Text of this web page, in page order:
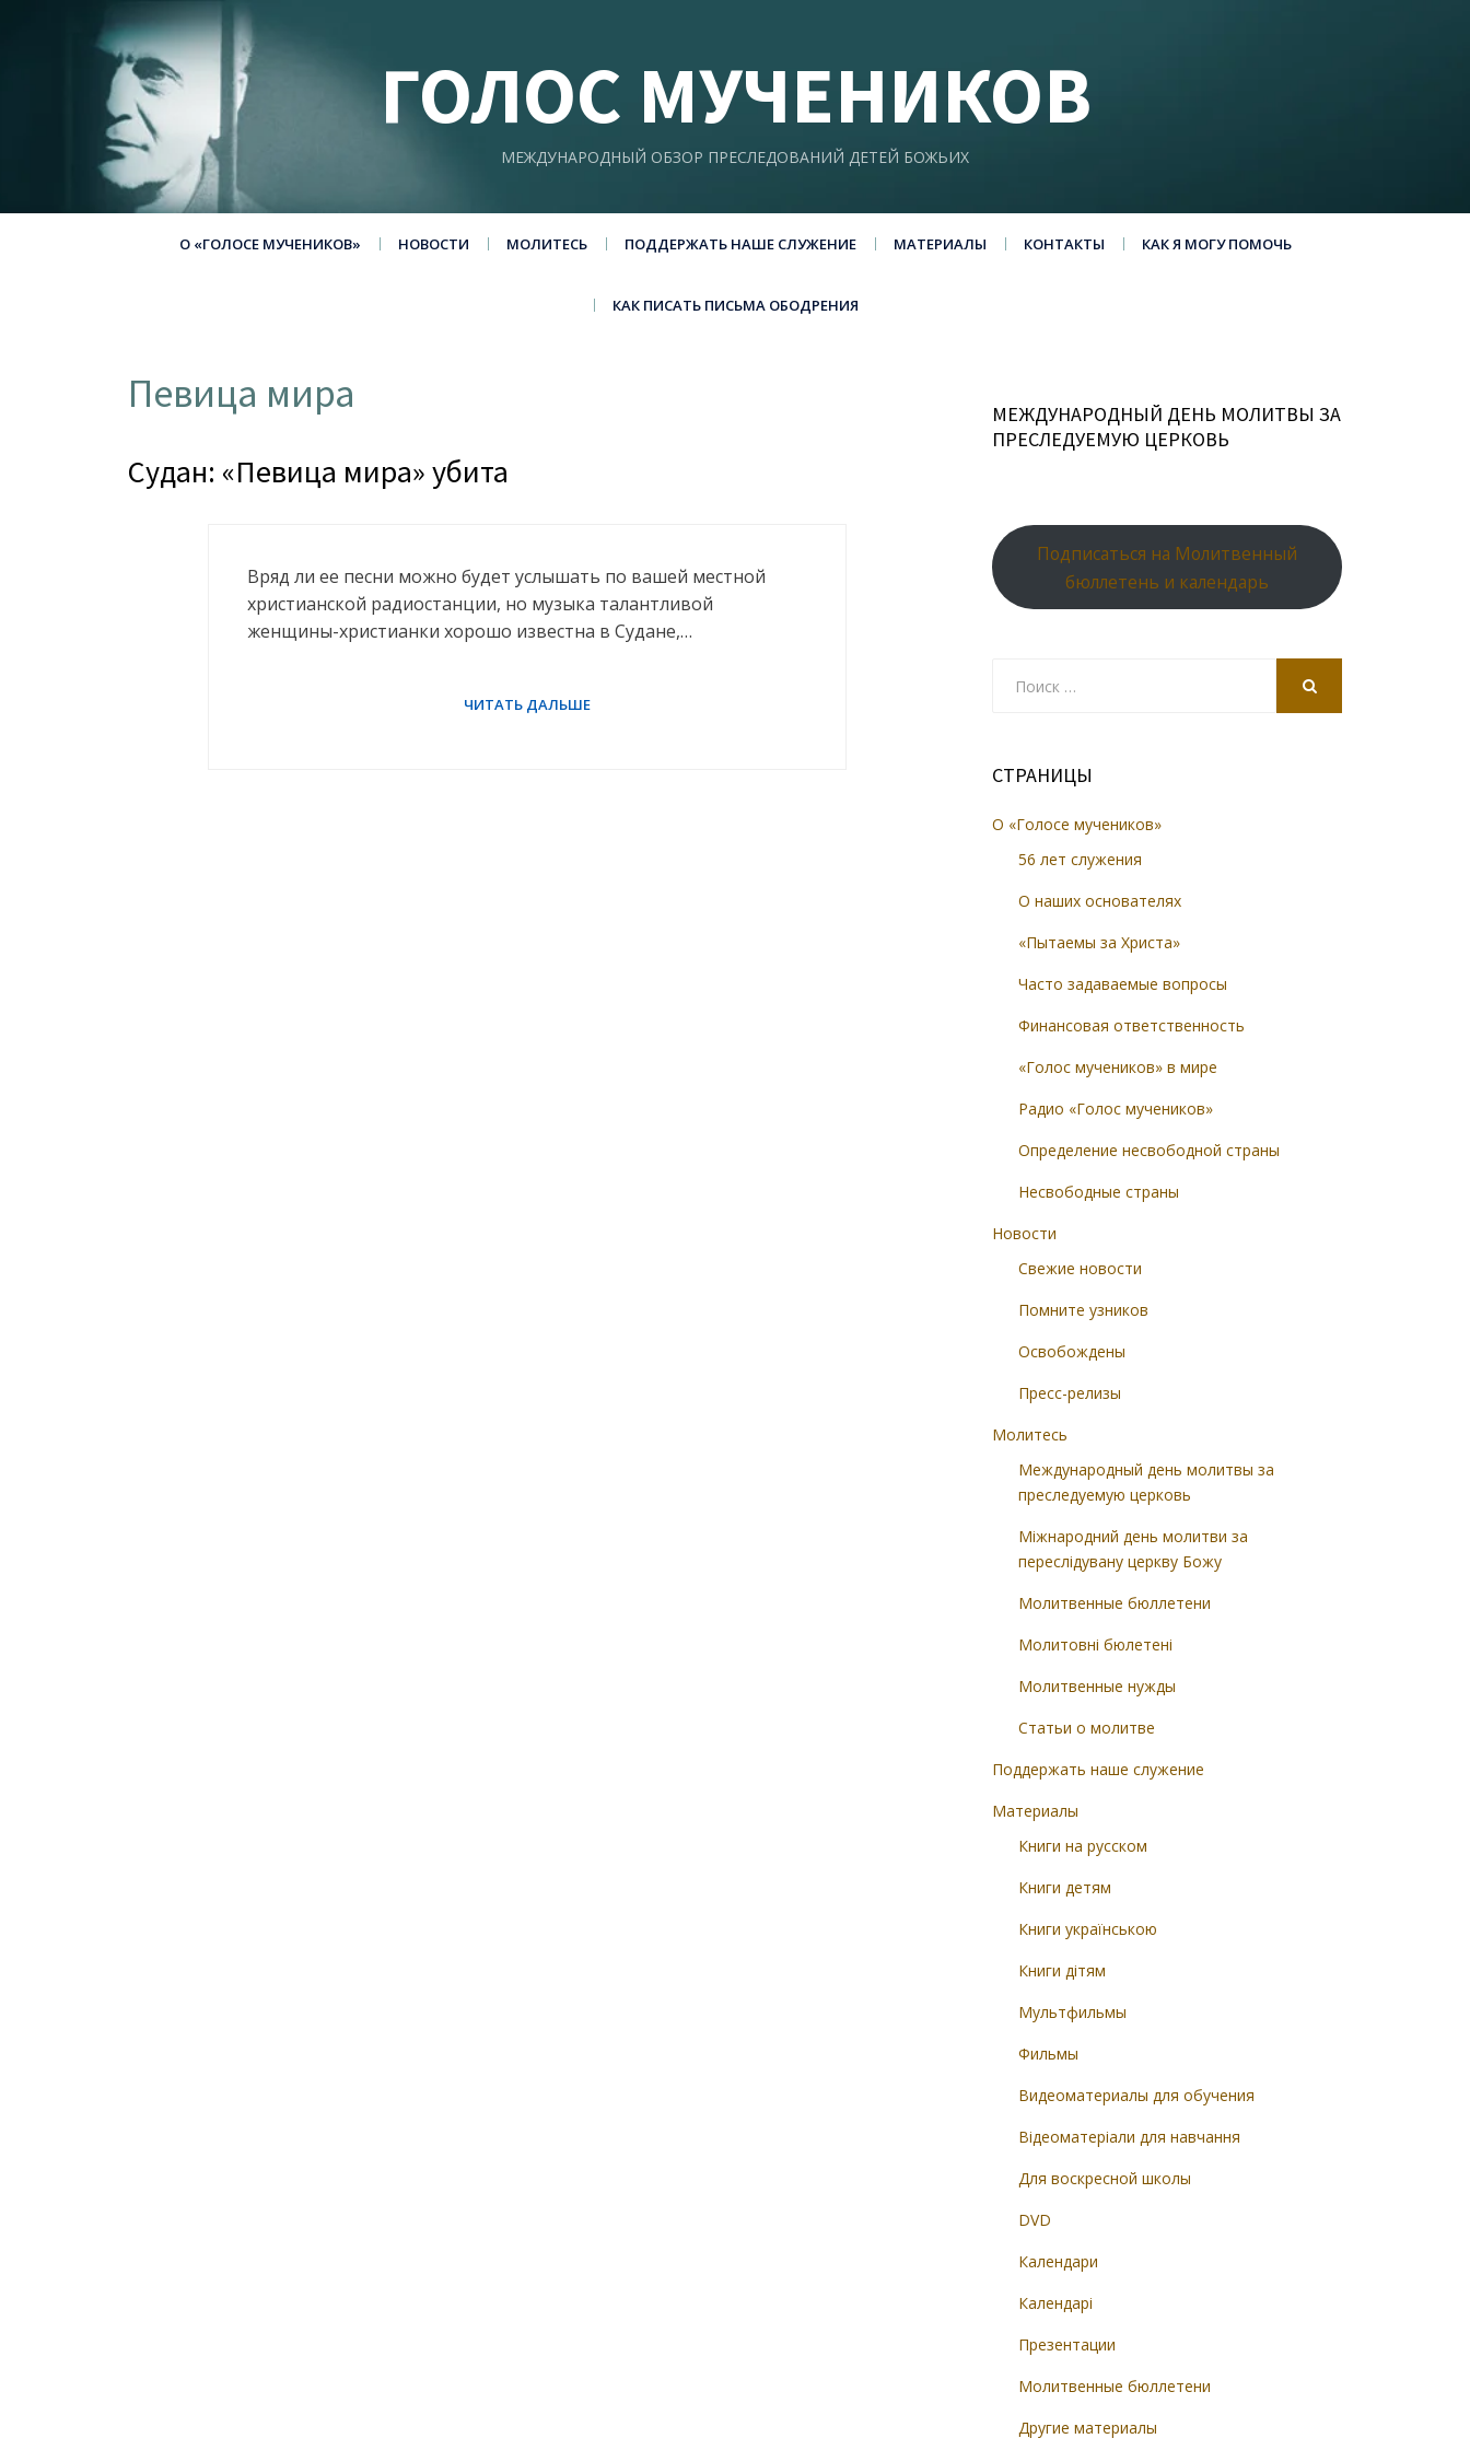
ГОЛОС МУЧЕНИКОВ
МЕЖДУНАРОДНЫЙ ОБЗОР ПРЕСЛЕДОВАНИЙ ДЕТЕЙ БОЖЬИХ
О «ГОЛОСЕ МУЧЕНИКОВ» НОВОСТИ МОЛИТЕСЬ ПОДДЕРЖАТЬ НАШЕ СЛУЖЕНИЕ МАТЕРИАЛЫ КОНТАКТЫ КАК Я МОГУ ПОМОЧЬ
КАК ПИСАТЬ ПИСЬМА ОБОДРЕНИЯ
Певица мира
Судан: «Певица мира» убита
Вряд ли ее песни можно будет услышать по вашей местной
христианской радиостанции, но музыка талантливой
женщины-христианки хорошо известна в Судане,…
МЕЖДУНАРОДНЫЙ ДЕНЬ МОЛИТВЫ ЗА
ПРЕСЛЕДУЕМУЮ ЦЕРКОВЬ
Подписаться на Молитвенный
бюллетень и календарь
СТРАНИЦЫ
О «Голосе мучеников»
56 лет служения
О наших основателях
«Пытаемы за Христа»
Часто задаваемые вопросы
Финансовая ответственность
«Голос мучеников» в мире
Радио «Голос мучеников»
Определение несвободной страны
Несвободные страны
Новости
Свежие новости
Помните узников
Освобождены
Пресс-релизы
Молитесь
Международный день молитвы за
преследуемую церковь
Міжнародний день молитви за
переслідувану церкву Божу
Молитвенные бюллетени
Молитовні бюлетені
Молитвенные нужды
Статьи о молитве
Поддержать наше служение
Материалы
Книги на русском
Книги детям
Книги українською
Книги дітям
Мультфильмы
Фильмы
Видеоматериалы для обучения
Відеоматеріали для навчання
Для воскресной школы
DVD
Календари
Календарі
Презентации
Молитвенные бюллетени
Другие материалы